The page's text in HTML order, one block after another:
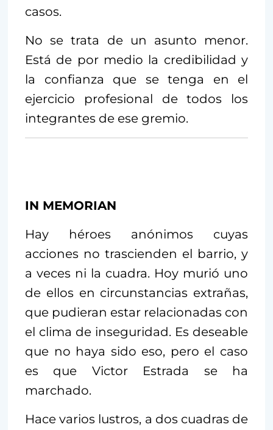
casos.
No se trata de un asunto menor.
Está de por medio la credibilidad y
la confianza que se tenga en el
ejercicio profesional de todos los
integrantes de ese gremio.
IN MEMORIAN
Hay héroes anónimos cuyas
acciones no trascienden el barrio, y
a veces ni la cuadra. Hoy murió uno
de ellos en circunstancias extrañas,
que pudieran estar relacionadas con
el clima de inseguridad. Es deseable
que no haya sido eso, pero el caso
es que Victor Estrada se ha
marchado.
Hace varios lustros, a dos cuadras de